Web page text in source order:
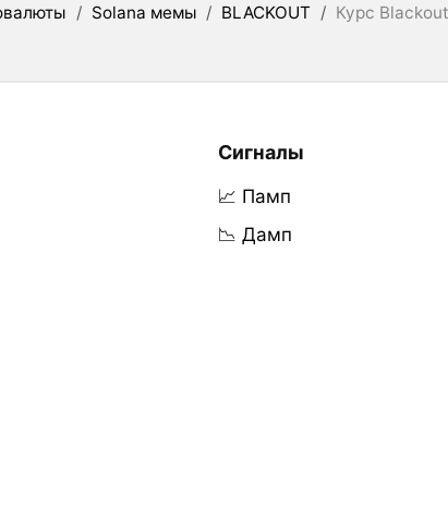
/ Solana мемы / BLACKOUT / Курс
Сигналы
📈 Памп
📉 Дамп